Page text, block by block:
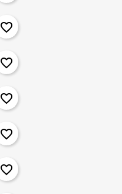
favorite_border
favorite_border
favorite_border
favorite_border
favorite_border